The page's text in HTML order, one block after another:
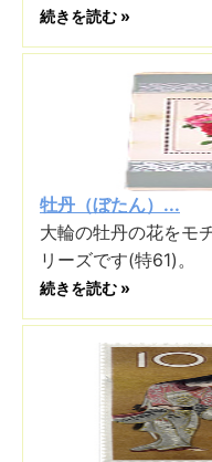
続きを読む »
牡丹（ぼたん）...
大輪の牡丹の花をモ
リーズです(特61)。
続きを読む »